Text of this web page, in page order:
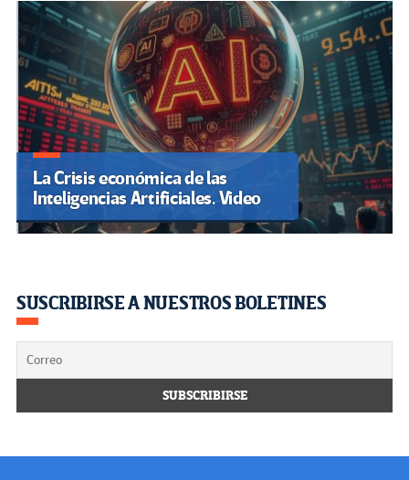
La Crisis económica de las
Inteligencias Artificiales. Video
SUSCRIBIRSE A NUESTROS BOLETINES